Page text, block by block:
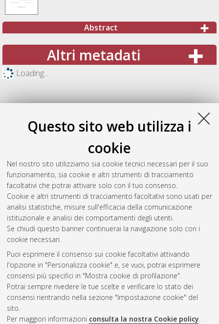
Questo sito web utilizza i
cookie
Nel nostro sito utilizziamo sia cookie tecnici necessari per il suo
funzionamento, sia cookie e altri strumenti di tracciamento
facoltativi che potrai attivare solo con il tuo consenso.
Cookie e altri strumenti di tracciamento facoltativi sono usati per
analisi statistiche, misure sull'efficacia della comunicazione
istituzionale e analisi dei comportamenti degli utenti.
Se chiudi questo banner continuerai la navigazione solo con i
cookie necessari.
Puoi esprimere il consenso sui cookie facoltativi attivando
l'opzione in "Personalizza cookie" e, se vuoi, potrai esprimere
consensi più specifici in "Mostra cookie di profilazione".
Potrai sempre rivedere le tue scelte e verificare lo stato dei
consensi rientrando nella sezione "Impostazione cookie" del
sito.
Per maggiori informazioni consulta la nostra Cookie policy.
Abstract
Altri metadati
Loading...
Gestione del documento:
Atom
Rss 1.0
Rss 2.0
ISSN: 2038-7946